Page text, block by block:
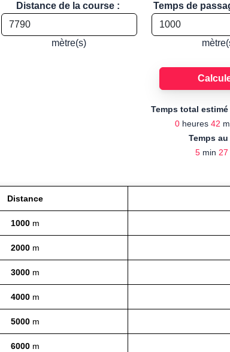
Distance de la course :
mètre(s)
Temps de
Temps total
0heures 42
Temps au
5min 27
Distance
1000m
2000m
3000m
4000m
5000m
6000m